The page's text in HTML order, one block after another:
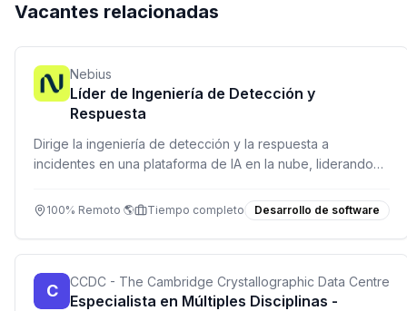
Vacantes relacionadas
Nebius
Líder de Ingeniería de Detección y
Respuesta
Dirige la ingeniería de detección y la respuesta a
incidentes en una plataforma de IA en la nube, liderando
100% Remoto 🌎 Tiempo completo Desarrollo de software
C CCDC - The Cambridge Crystallographic Data Centre
Especialista en Múltiples Disciplinas -